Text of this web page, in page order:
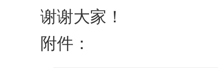
谢谢大家！
附件：